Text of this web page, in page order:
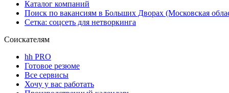
Каталог компаний
Поиск по вакансиям в Больших Дворах (Московская
Сетка: соцсеть для нетворкинга
Соискателям
hh PRO
Готовое резюме
Все сервисы
Хочу у вас работать